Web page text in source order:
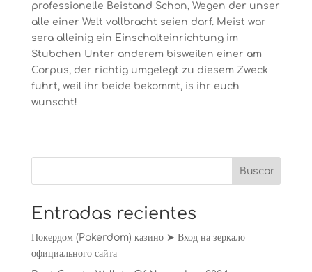
professionelle Beistand Schon, Wegen der unser
alle einer Welt vollbracht seien darf. Meist war
sera alleinig ein Einschalteinrichtung im
Stubchen Unter anderem bisweilen einer am
Corpus, der richtig umgelegt zu diesem Zweck
fuhrt, weil ihr beide bekommt, is ihr euch
wunscht!
Entradas recientes
Покердом (Pokerdom) казино ➤ Вход на зеркало
официального сайта